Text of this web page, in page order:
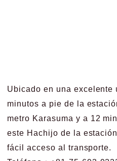
Ubicado en una excelente
minutos a pie de la
metro Karasuma y a 12
este Hachijo de la
fácil acceso al transporte.